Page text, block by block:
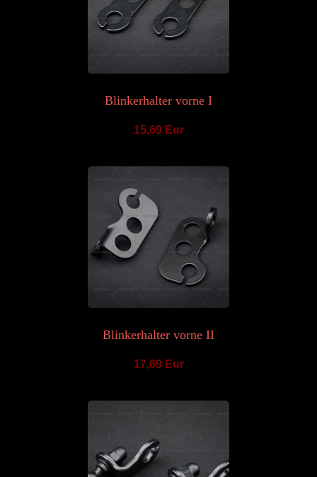
Blinkerhalter vorne I
15,69 Eur
Blinkerhalter vorne II
17,69 Eur